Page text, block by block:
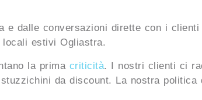
e dalle conversazioni dirette con i
estivi Ogliastra.
la prima criticità. I nostri clienti ci
da discount. La nostra politica